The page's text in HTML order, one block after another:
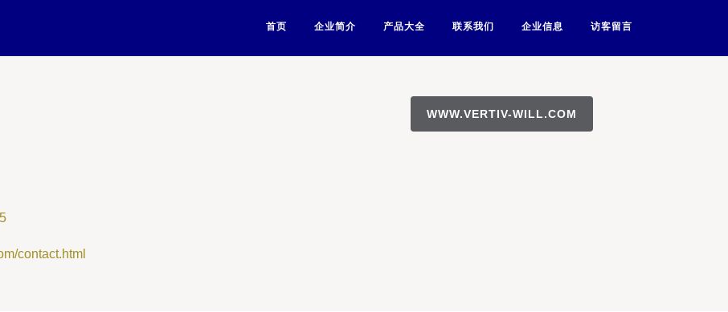
首页 企业简介 产品大全 联系我们 企业信息 访客留言
contact.html
WWW.VERTIV-WILL.COM